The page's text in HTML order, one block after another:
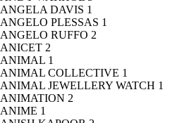
ANGELA DAVIS 1
ANGELO PLESSAS 1
ANGELO RUFFO 2
ANICET 2
ANIMAL 1
ANIMAL COLLECTIVE 1
ANIMAL JEWELLERY WATCH 1
ANIMATION 2
ANIME 1